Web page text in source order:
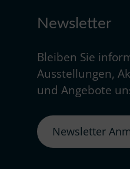
Newsletter
Bleiben Sie
Ausstellungen,
und Angebote
Newsletter